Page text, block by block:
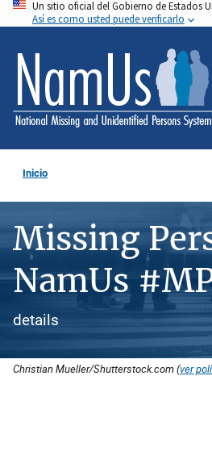
Pasar
al
contenido
principal
Un sitio oficial del Gobierno de Estados
Así es como usted puede verificarlo
Inicio
Missing
NamUs
details
Christian Mueller/Shutterstock.com (ver